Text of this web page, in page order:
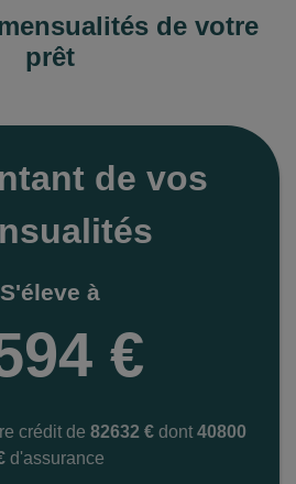
de votre
prêt
de vos
S'éleve à
€
crédit de 82632 € dont 40800
d'assurance